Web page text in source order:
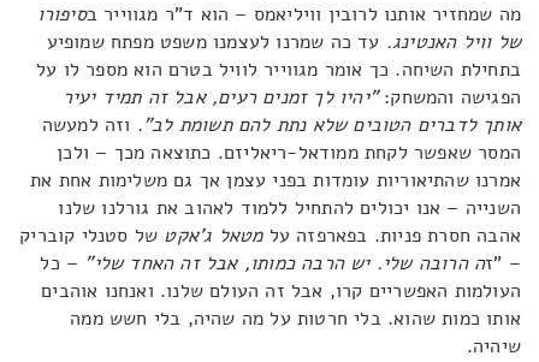
מה שמחזיר אותנו לרובין וויליאמס – הוא ד"ר מגווייר בסיפורו
של וויל האנטינג. עד כה שמרנו לעצמנו משפט מפתח שמופיע
בתחילת השיחה. כך אומר מגווייר לוויל בטרם הוא מספר לו על
הפגישה והמשחק:"יהיו לך זמנים רעים, אבל זה תמיד יעיר
אותך לדברים הטובים שלא נתת להם תשומת לב". וזה למעשה
המסר שאפשר לקחת ממודאל-ריאליזם. כתוצאה מכך – ולכן
אמרנו שהתיאוריות עומדות בפני עצמן אך גם משלימות אחת את
השנייה – אנו יכולים להתחיל ללמוד לאהוב את גורלנו שלנו
אהבה חסרת פניות. בפארפזה עלמטאל ג'אקט של סטנלי קובריק
– "זה הרובה שלי. יש הרבה כמותו, אבל זה האחד שלי" – כל
העולמות האפשריים קרו, אבל זה העולם שלנו. ואנחנו אוהבים
אותו כמות שהוא. בלי חרטות על מה שהיה, בלי חשש ממה
שיהיה.